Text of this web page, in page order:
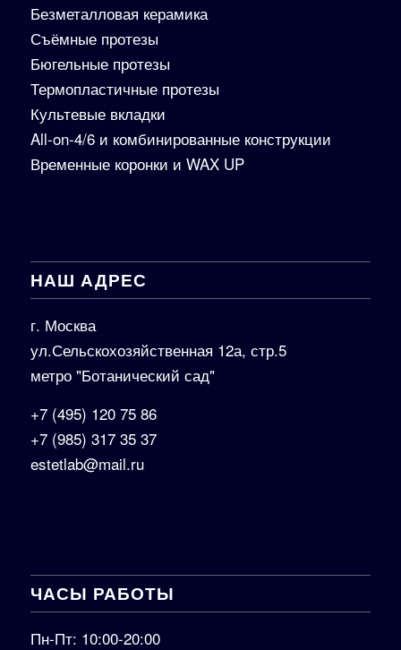
Безметалловая керамика
Съёмные протезы
Бюгельные протезы
Термопластичные протезы
Культевые вкладки
All-on-4/6 и комбинированные конструкции
Временные коронки и WAX UP
НАШ АДРЕС
г. Москва
ул.Сельскохозяйственная 12а, стр.5
метро "Ботанический сад"
+7 (495) 120 75 86
+7 (985) 317 35 37
estetlab@mail.ru
ЧАСЫ РАБОТЫ
Пн-Пт: 10:00-20:00